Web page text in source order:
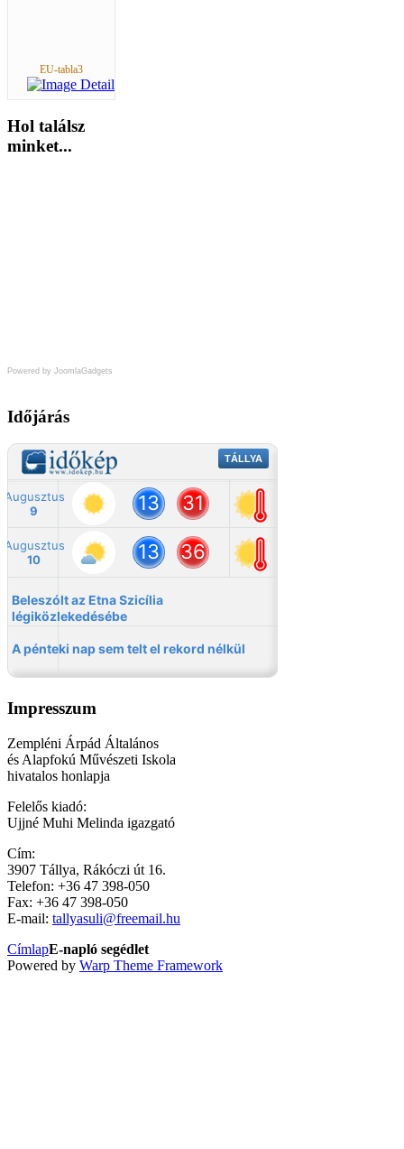
EU-tabla3
Hol találsz
minket...
Powered by JoomlaGadgets
Időjárás
Impresszum
Zempléni Árpád Általános
és Alapfokú Művészeti Iskola
hivatalos honlapja
Felelős kiadó:
Ujjné Muhi Melinda igazgató
Cím:
3907 Tállya, Rákóczi út 16.
Telefon: +36 47 398-050
Fax: +36 47 398-050
E-mail: tallyasuli@freemail.hu
CímlapE-napló segédlet
Powered by Warp Theme Framework